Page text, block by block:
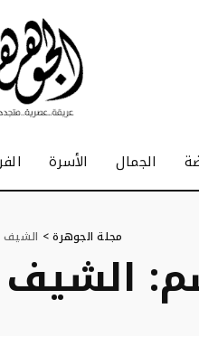
الجمال الأسرة
مجلة الجوهرة> الشيف